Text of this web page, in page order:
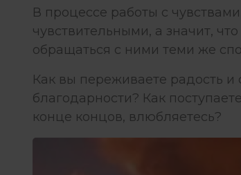
В процессе работы с
чувствительными, а значит,
обращаться с ними теми же
Как вы переживаете радость и
благодарности? Как
конце концов, влюбляетесь?